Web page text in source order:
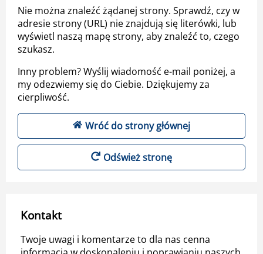
Nie można znaleźć żądanej strony. Sprawdź, czy w
adresie strony (URL) nie znajdują się literówki, lub
wyświetl naszą mapę strony, aby znaleźć to, czego
szukasz.
Inny problem? Wyślij wiadomość e-mail poniżej, a
my odezwiemy się do Ciebie. Dziękujemy za
cierpliwość.
Wróć do strony głównej
Odśwież stronę
Kontakt
Twoje uwagi i komentarze to dla nas cenna